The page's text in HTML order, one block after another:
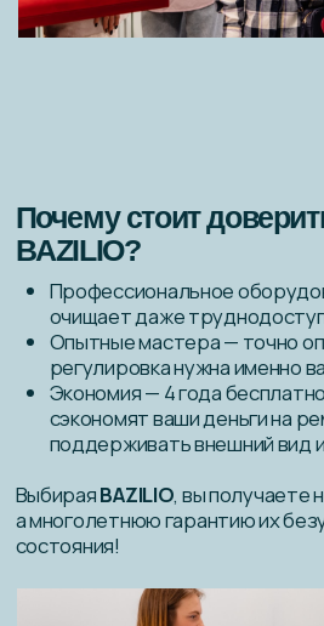
ООО “БАЗИЛИО”
ОГРН: 1241900002189
Блог
Контакты
Политика обработки персональных данных
Перейти в каталог
О нас